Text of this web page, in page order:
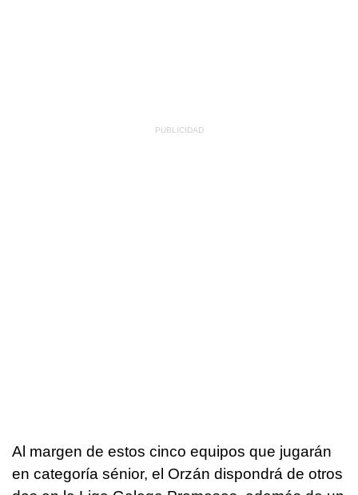
Al margen de estos cinco equipos que jugarán
en categoría sénior, el Orzán dispondrá de otros